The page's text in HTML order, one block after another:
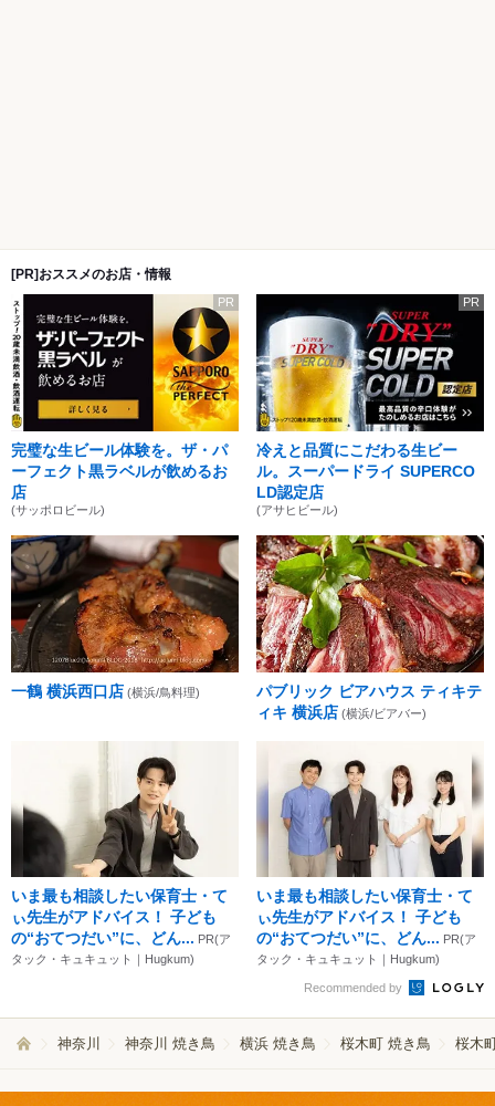
[PR]おススメのお店・情報
PR
完璧な生ビール体験を。ザ・パ
ーフェクト黒ラベルが飲めるお
店
(サッポロビール)
PR
冷えと品質にこだわる生ビー
ル。スーパードライ SUPERCO
LD認定店
(アサヒビール)
一鶴 横浜西口店 (横浜/鳥料理)
パブリック ビアハウス ティキテ
ィキ 横浜店 (横浜/ビアバー)
いま最も相談したい保育士・て
ぃ先生がアドバイス！ 子ども
の“おてつだい”に、どん... PR(ア
タック・キュキュット｜Hugkum)
いま最も相談したい保育士・て
ぃ先生がアドバイス！ 子ども
の“おてつだい”に、どん... PR(ア
タック・キュキュット｜Hugkum)
Recommended by
神奈川 神奈川 焼き鳥 横浜 焼き鳥 桜木町 焼き鳥 桜木